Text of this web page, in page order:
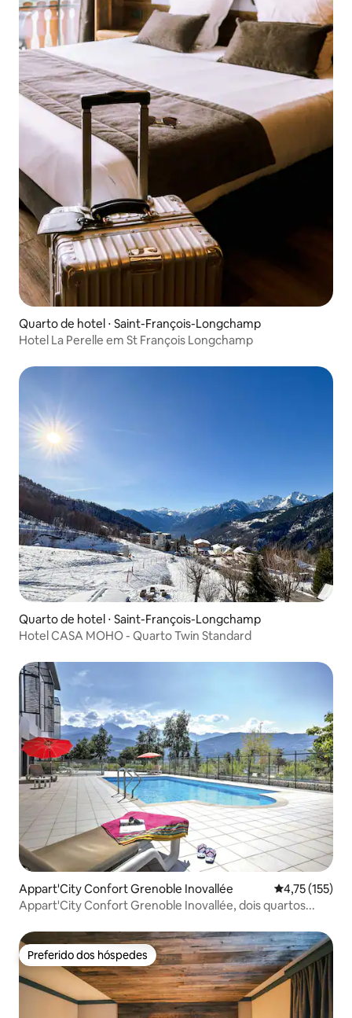
Quarto de hotel ⋅ Saint-François-Longchamp
Hotel La Perelle em St François Longchamp
Quarto de hotel ⋅ Saint-François-Longchamp
Hotel CASA MOHO - Quarto Twin Standard
Appart'City Confort Grenoble Inovallée 4,75 de uma
4,75 (155)
Appart'City Confort Grenoble Inovallée, dois quartos...
Preferido dos hóspedes
Preferido dos hóspedes